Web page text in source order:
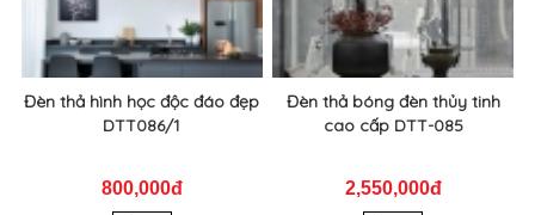
Đèn thả hình học độc đáo đẹp
DTT086/1
800,000đ
Đèn thả bóng đèn thủy tinh
cao cấp DTT-085
2,550,000đ